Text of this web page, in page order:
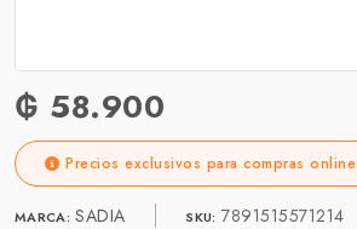
₲ 58.900
Precios exclusivos para compras online
MARCA: SADIA SKU: 7891515571214